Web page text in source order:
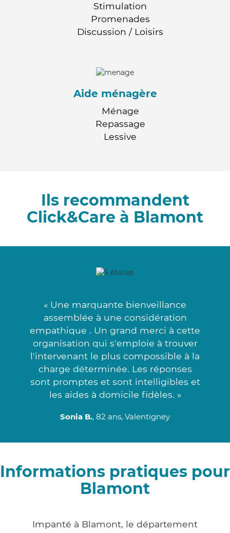
Stimulation
Promenades
Discussion / Loisirs
Aide ménagère
Ménage
Repassage
Lessive
Ils recommandent
Click&Care à Blamont
« Une marquante bienveillance
assemblée à une considération
empathique . Un grand merci à cette
organisation qui s'emploie à trouver
l'intervenant le plus compossible à la
charge déterminée. Les réponses
sont promptes et sont intelligibles et
les aides à domicile fidèles. »
Sonia B., 82 ans, Valentigney
Informations pratiques pour
Blamont
Impanté à Blamont, le département